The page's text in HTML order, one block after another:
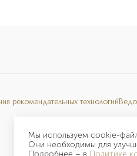
Мы используем cookie-
Они необходимы для
Подробнее – в Политике
рекомендательных технологий